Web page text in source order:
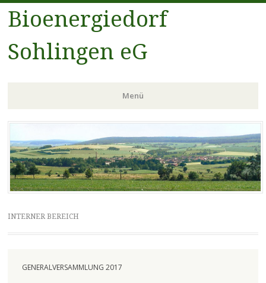
Bioenergiedorf
Sohlingen eG
Menü
Zum
Inhalt
springen
INTERNER BEREICH
GENERALVERSAMMLUNG 2017